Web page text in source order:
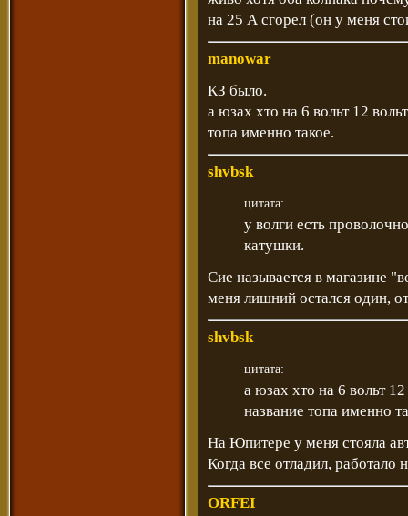
на 25 А сгорел (он у меня
manowar
КЗ было.
а юзах хто на 6 вольт 12
топа именно такое.
shvbsk
цитата:
у волги есть
катушки.
Сие называется в магазине
меня лишний остался один,
shvbsk
цитата:
а юзах хто на 6 вольт
название топа именно
На Юпитере у меня стояла
Когда все отладил, работало
ORFEI